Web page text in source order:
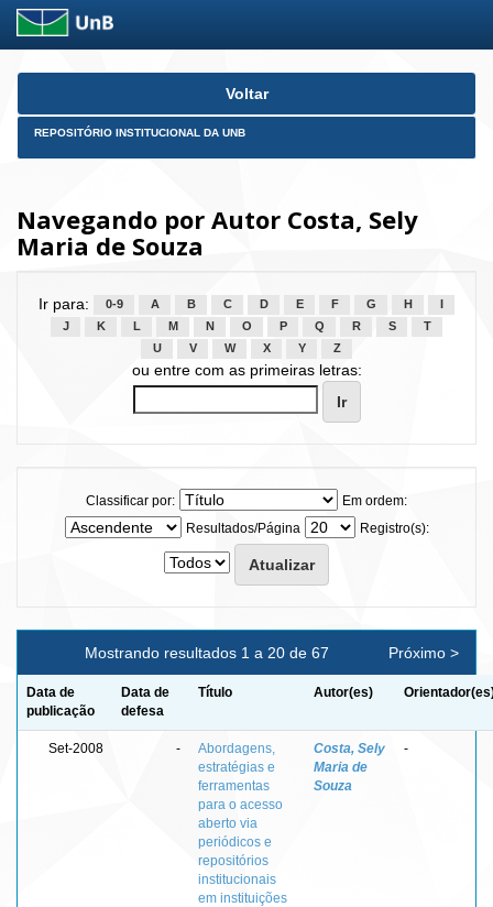
Skip
Voltar
REPOSITÓRIO INSTITUCIONAL DA UNB
Navegando por Autor Costa, Sely
Maria de Souza
Ir para: 0-9 A B C D E F G H
J
K L M N O P Q R S
T
U
V W X Y Z
ou entre com as primeiras letras:
Classificar por:
Em ordem:
Resultados/Página
Registro(s):
Mostrando resultados 1 a 20 de 67 Próximo >
Data de
publicação
Data de
defesa
Título Autor(es)
Set-2008 -
Abordagens,
estratégias e
ferramentas
para o acesso
aberto via
periódicos e
repositórios
institucionais
em instituições
Costa, Sely
Maria de
Souza
-